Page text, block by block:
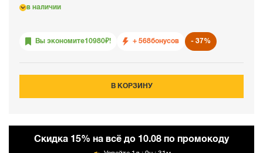
в наличии
Вы экономите10980₽! + 568бонусов 37%
В КОРЗИНУ
Cкидка 15% на всё до 10.08 по промокоду